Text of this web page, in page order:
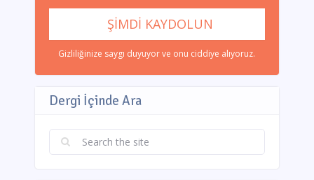
Gizliliğinize saygı duyuyor ve onu ciddiye alıyoruz.
Dergi İçinde Ara